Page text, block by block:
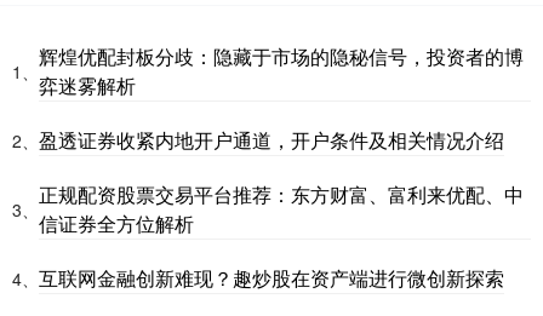
1、
辉煌优配封板分歧：隐藏于市场的隐秘信号，投资者的博
弈迷雾解析
2、 盈透证券收紧内地开户通道，开户条件及相关情况介绍
3、
正规配资股票交易平台推荐：东方财富、富利来优配、中
信证券全方位解析
4、 互联网金融创新难现？趣炒股在资产端进行微创新探索